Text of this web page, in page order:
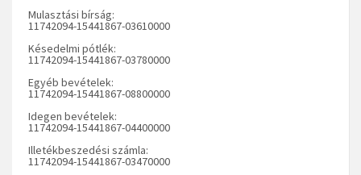
Mulasztási bírság:
11742094-15441867-03610000
Késedelmi pótlék:
11742094-15441867-03780000
Egyéb bevételek:
11742094-15441867-08800000
Idegen bevételek:
11742094-15441867-04400000
Illetékbeszedési számla:
11742094-15441867-03470000